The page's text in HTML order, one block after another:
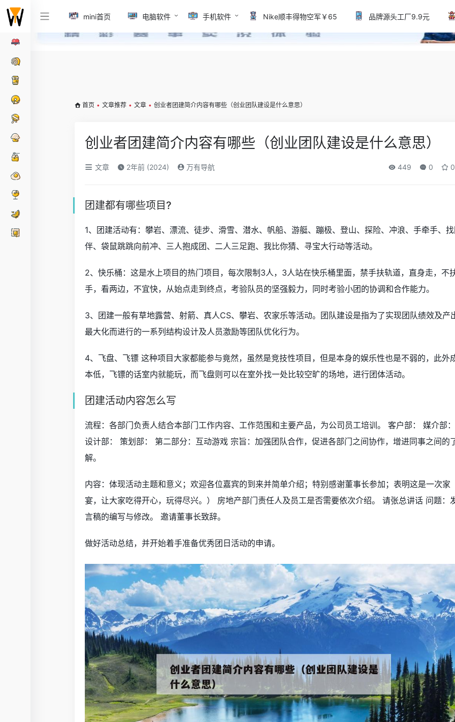
mini首页 电脑软件 手机软件 Nike顺丰得物空军￥65 品牌源头工厂9.9元
首页 • 文章推荐 • 文章 • 创业者团建简介内容有哪些（创业团队建设是什么意思）
创业者团建简介内容有哪些（创业团队建设是什么意思）
文章 2年前 (2024) 万有导航 449 0 0
团建都有哪些项目?
1、团建活动有：攀岩、漂流、徒步、滑雪、潜水、帆船、游艇、蹦极、登山、探险、冲浪、手牵手、找
伴、袋鼠跳跳向前冲、三人抱成团、二人三足跑、我比你猜、寻宝大行动等活动。
2、快乐桶：这是水上项目的热门项目，每次限制3人，3人站在快乐桶里面，禁手扶轨道，直身走，不
手，看两边，不宜快，从始点走到终点，考验队员的坚强毅力，同时考验小团的协调和合作能力。
3、团建一般有草地露营、射箭、真人CS、攀岩、农家乐等活动。团队建设是指为了实现团队绩效及产
最大化而进行的一系列结构设计及人员激励等团队优化行为。
4、飞盘、飞镖 这种项目大家都能参与竟然，虽然是竞技性项目，但是本身的娱乐性也是不弱的，此外
本低，飞镖的话室内就能玩，而飞盘则可以在室外找一处比较空旷的场地，进行团体活动。
团建活动内容怎么写
流程：各部门负责人结合本部门工作内容、工作范围和主要产品，为公司员工培训。 客户部： 媒介部：
设计部： 策划部： 第二部分：互动游戏 宗旨：加强团队合作，促进各部门之间协作，增进同事之间的
解。
内容：体现活动主题和意义；欢迎各位嘉宾的到来并简单介绍；特别感谢董事长参加；表明这是一次家
宴，让大家吃得开心，玩得尽兴。） 房地产部门责任人及员工是否需要依次介绍。 请张总讲话 问题：
言稿的编写与修改。 邀请董事长致辞。
做好活动总结，并开始着手准备优秀团日活动的申请。